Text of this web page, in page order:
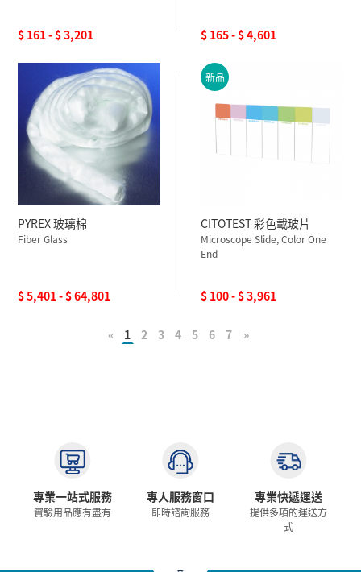
$ 161 - $ 3,201 $ 165 - $ 4,601
PYREX 玻璃棉
Fiber Glass
$ 5,401 - $ 64,801
新品
CITOTEST 彩色載玻片
Microscope Slide, Color One
End
$ 100 - $ 3,961
« 1 2 3 4 5 6 7 »
專業一站式服務
實驗用品應有盡有
專人服務窗口
即時諮詢服務
專業快遞運送
提供多項的運送方
式